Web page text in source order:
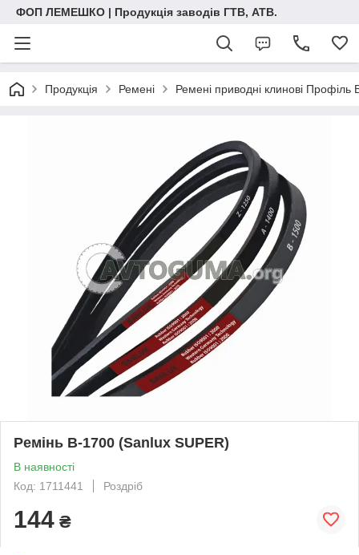
ФОП ЛЕМЕШКО | Продукція заводів ГТВ, АТВ.
Продукція Ремені Ремені приводні клинові
Ремінь B-1700 (Sanlux SUPER)
В наявності
Код: 1711441
Роздріб
144 ₴